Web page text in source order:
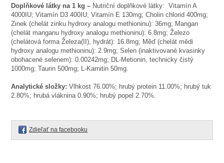
Doplňkové látky na 1 kg – Nutriční doplňkové látky: Vitamín A
4000IU; Vitamín D3 400IU; Vitamín E 130mg; Cholin chlorid 400mg;
Zinek (chelát zinku hydroxy analogu methioninu): 36mg; Mangan
(chelát manganu hydroxy analogu methioninu): 6.8mg; Železo
(chelátová forma Železa(II), hydrát): 16.8mg; Měď (chelát mědi
hydroxy analogu methioninu): 2.9mg; Selen (inaktivované kvasinky
obohacené selenem): 0.00242mg; DL-Metionin, technicky čistý
1000mg; Taurin 500mg; L-Karnitin 50mg.
Analytické složky:Vlhkost 76.00%; hrubý protein 11.00%; hrubý tuk
2.80%; hrubá vláknina 0.90%; hrubý popel 2.70%.
Zdieľať na facebooku